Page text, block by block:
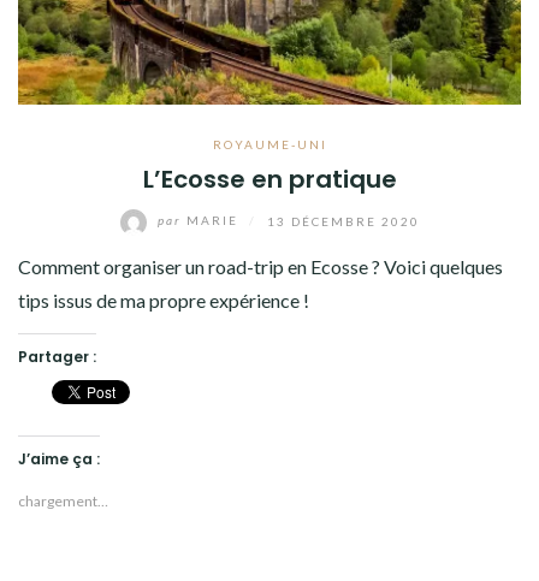
ROYAUME-UNI
L’Ecosse en pratique
par MARIE 13 DÉCEMBRE 2020
Comment organiser un road-trip en Ecosse ? Voici quelques
tips issus de ma propre expérience !
Partager :
J’aime ça :
chargement…